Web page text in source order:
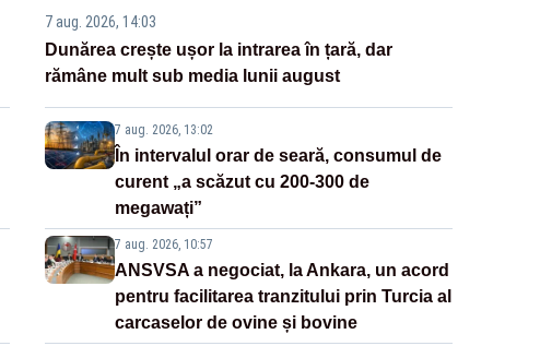
7 aug. 2026, 14:03
Dunărea crește ușor la intrarea în țară, dar
rămâne mult sub media lunii august
7 aug. 2026, 13:02
În intervalul orar de seară, consumul de
curent „a scăzut cu 200-300 de
megawați”
7 aug. 2026, 10:57
ANSVSA a negociat, la Ankara, un acord
pentru facilitarea tranzitului prin Turcia al
carcaselor de ovine și bovine